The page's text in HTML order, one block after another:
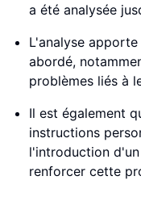
a été analysée
L'analyse
abordé,
problèmes liés à
Il est également
instructions
l'introduction
renforcer cette